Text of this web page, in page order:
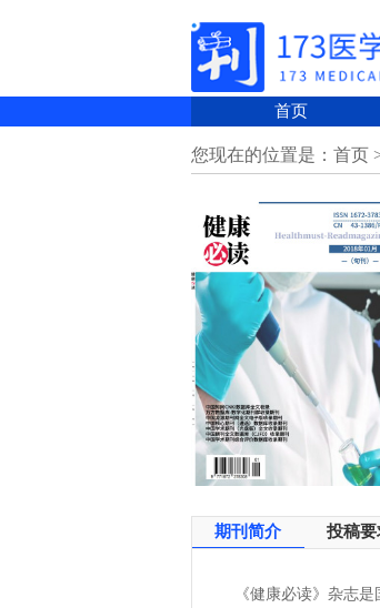
首页
您现在的位置是：首页
期刊简介 投稿要
《健康必读》杂志是国